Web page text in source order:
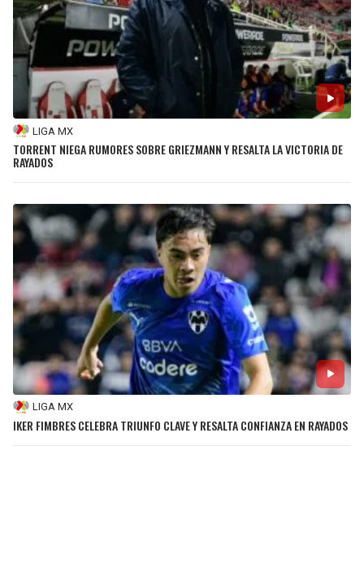
LIGA MX
TORRENT NIEGA RUMORES SOBRE GRIEZMANN Y RESALTA LA VICTORIA DE
RAYADOS
LIGA MX
IKER FIMBRES CELEBRA TRIUNFO CLAVE Y RESALTA CONFIANZA EN RAYADOS